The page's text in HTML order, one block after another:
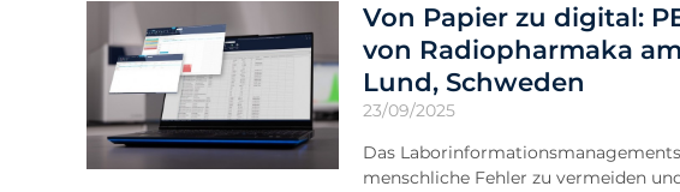
Von Papier zu digital:
von Radiopharmaka
Lund, Schweden
23/09/2025
Das
menschliche Fehler zu vermeiden